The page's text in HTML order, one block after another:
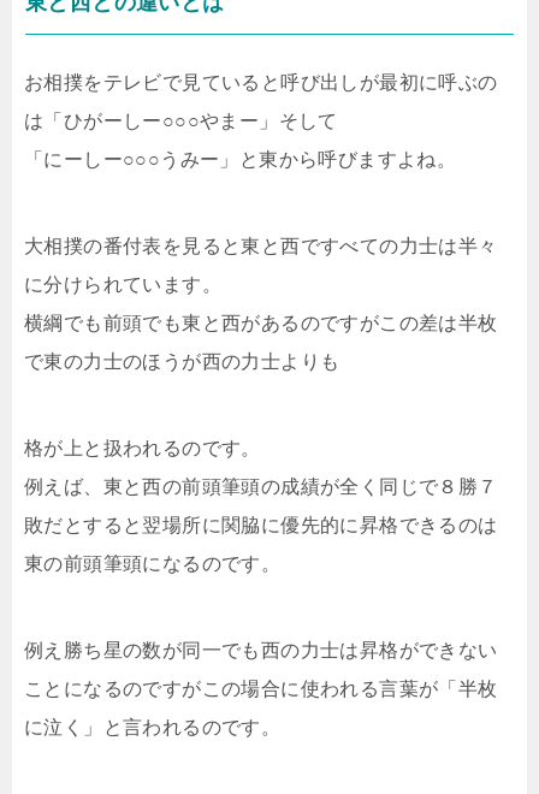
お相撲をテレビで見ていると呼び出しが最初に呼ぶの
は「ひがーしー○○○やまー」そして
「にーしー○○○うみー」と東から呼びますよね。
大相撲の番付表を見ると東と西ですべての力士は半々
に分けられています。
横綱でも前頭でも東と西があるのですがこの差は半枚
で東の力士のほうが西の力士よりも
格が上と扱われるのです。
例えば、東と西の前頭筆頭の成績が全く同じで８勝７
敗だとすると翌場所に関脇に優先的に昇格できるのは
東の前頭筆頭になるのです。
例え勝ち星の数が同一でも西の力士は昇格ができない
ことになるのですがこの場合に使われる言葉が「半枚
に泣く」と言われるのです。